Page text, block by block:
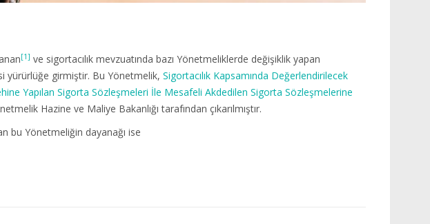
[1] ve sigortacılık mevzuatında bazı Yönetmeliklerde değişiklik yapan
yürürlüğe girmiştir. Bu Yönetmelik, Sigortacılık Kapsamında Değerlendirilecek
Yapılan Sigorta Sözleşmeleri İle Mesafeli Akdedilen Sigorta Sözleşmelerine
Hazine ve Maliye Bakanlığı tarafından çıkarılmıştır.
bu Yönetmeliğin dayanağı ise